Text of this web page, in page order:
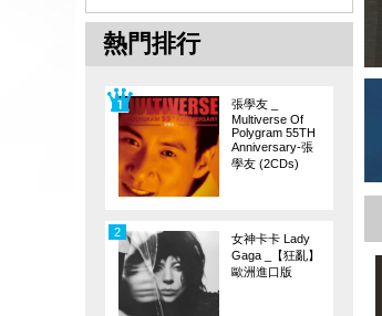
熱門排行
張學友 _
Multiverse Of
Polygram 55TH
Anniversary-張
學友 (2CDs)
女神卡卡 Lady
Gaga _【狂亂】
歐洲進口版
2